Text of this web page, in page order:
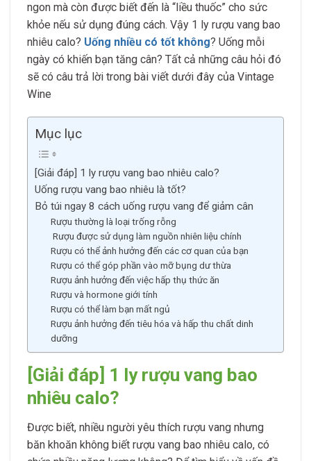
ngon mà còn được biết đến là “liều thuốc” cho sức
khỏe nếu sử dụng đúng cách. Vậy 1 ly rượu vang bao
nhiêu calo? Uống nhiều có tốt không? Uống mỗi
ngày có khiến bạn tăng cân? Tất cả những câu hỏi đó
sẽ có câu trả lời trong bài viết dưới đây của Vintage
Wine
Mục lục
[Giải đáp] 1 ly rượu vang bao nhiêu calo?
Uống rượu vang bao nhiêu là tốt?
Bỏ túi ngay 8 cách uống rượu vang để giảm cân
Rượu thường là loại trống rỗng
Rượu được sử dụng làm nguồn nhiên liệu chính
Rượu có thể ảnh hưởng đến các cơ quan của bạn
Rượu có thể góp phần vào mỡ bụng dư thừa
Rượu ảnh hưởng đến việc hấp thụ thức ăn
Rượu và hormone giới tính
Rượu có thể làm bạn mất ngủ
Rượu ảnh hưởng đến tiêu hóa và hấp thu chất dinh
dưỡng
[Giải đáp] 1 ly rượu vang bao
nhiêu calo?
Được biết, nhiều người yêu thích rượu vang nhưng
băn khoăn không biết rượu vang bao nhiêu calo, có